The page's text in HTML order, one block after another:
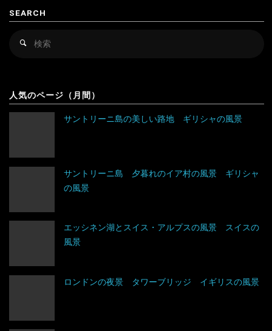
SEARCH
検
人気のページ（月間）
サントリーニ島の美しい路地 ギリシャの風景
サントリーニ島 夕暮れのイア村の風景 ギリシャ
の風景
エッシネン湖とスイス・アルプスの風景 スイスの
風景
ロンドンの夜景 タワーブリッジ イギリスの風景
キルギス
シンガポール
タイ
タジキスタン
チベット
中国
セルビア
チェコ
ドイツ
バチカン市国
ハンガリー
フィンランド
ブルガリア
アンティグア・バーブーダ
エクアドル
グアテマラ
コスタリカ
ウガンダ
エチオピア